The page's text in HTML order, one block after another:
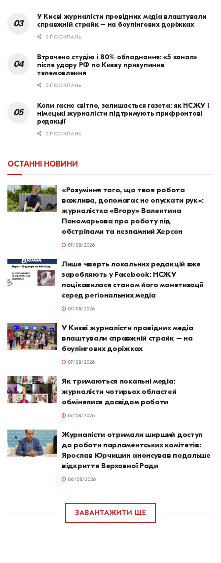
У Києві журналісти провідних медіа влаштували
справжній страйк – на боулінгових доріжках
0 ПОСИЛАНЬ
Втрачено студію і 80% обладнання: «5 канал»
після удару РФ по Києву призупинив
телемовлення
0 ПОСИЛАНЬ
Коли гасне світло, залишається газета: як НСЖУ і
німецькі журналісти підтримують прифронтові
редакції
0 ПОСИЛАНЬ
ОСТАННІ НОВИНИ
«Розуміння того, що твоя робота
важлива, допомагає не опускати рук»:
журналістка «Вгору» Валентина
Пономарьова про роботу під
обстрілами та незламний Херсон
07/08/2026
Лише чверть локальних редакцій вже
заробляють у Facebook: НСЖУ
поцікавилася станом його монетизації
серед регіональних медіа
07/08/2026
У Києві журналісти провідних медіа
влаштували справжній страйк – на
боулінгових доріжках
07/08/2026
Як тримаються локальні медіа:
журналісти чотирьох областей
обмінялися досвідом роботи
07/08/2026
Журналісти отримали ширший доступ
до роботи парламентських комітетів:
Ярослав Юрчишин анонсував подальше
відкриття Верховної Ради
06/08/2026
ЗАВАНТАЖИТИ ЩЕ